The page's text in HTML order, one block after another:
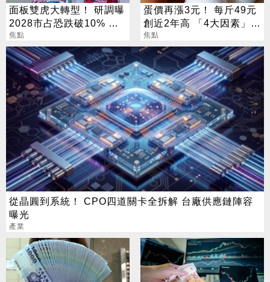
面板雙虎大轉型！ 研調曝
2028市占恐跌破10% 拚
關鍵少數
焦點
蛋價再漲3元！ 每斤49元
創近2年高 「4大因素」推
升引爆
焦點
從晶圓到系統！ CPO四道關卡全拆解 台廠供應鏈陣容
曝光
產業